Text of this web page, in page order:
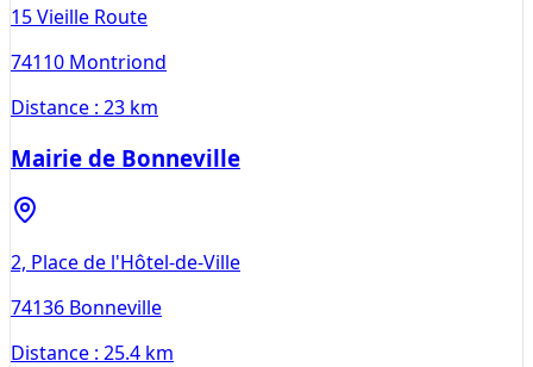
15 Vieille Route
74110 Montriond
Distance : 23 km
Mairie de Bonneville
2, Place de l'Hôtel-de-Ville
74136 Bonneville
Distance : 25.4 km